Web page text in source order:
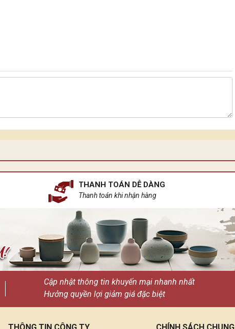
THANH TOÁN DỄ DÀNG
Thanh toán khi nhận hàng
Cập nhật thông tin khuyến mại nhanh nhất
Hưởng quyền lợi giảm giá đặc biệt
THÔNG TIN CÔNG TY CHÍNH SÁCH CHUNG